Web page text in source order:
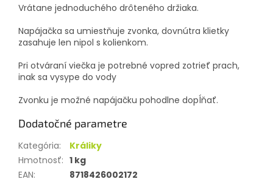
Vrátane jednoduchého drôteného držiaka.
Napájačka sa umiestňuje zvonka, dovnútra klietky
zasahuje len nipol s kolienkom.
Pri otváraní viečka je potrebné vopred zotrieť prach,
inak sa vysype do vody
Zvonku je možné napájačku pohodlne dopĺňať.
Dodatočné parametre
Kategória:
Králiky
Hmotnosť: 1 kg
EAN: 8718426002172